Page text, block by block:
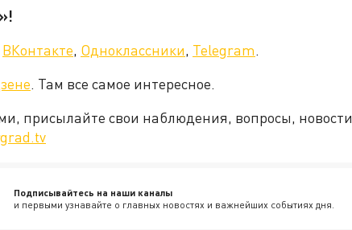
ВКонтакте, Одноклассники, Telegram.
. Там все самое интересное.
присылайте свои наблюдения, вопросы, новости
Подписывайтесь на наши каналы
и первыми узнавайте о главных новостях и важнейших событиях дня.